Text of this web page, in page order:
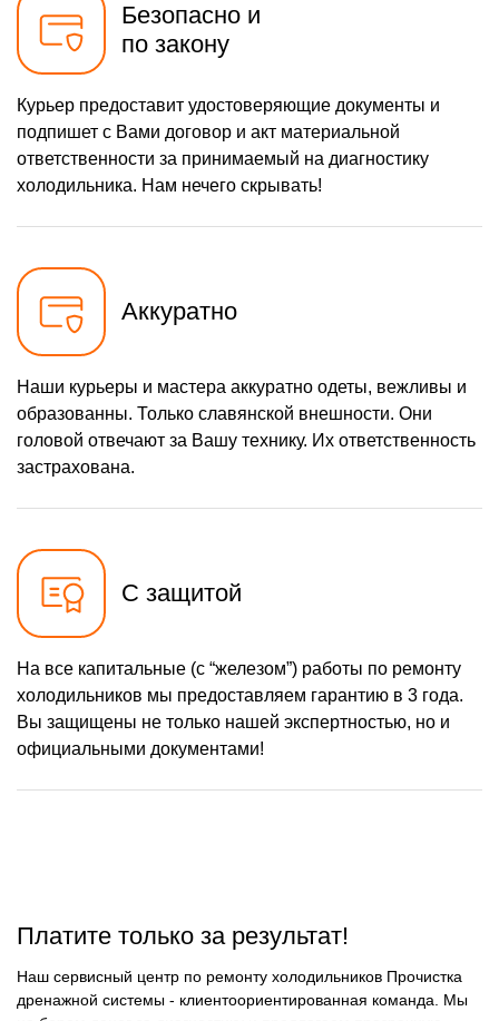
Безопасно и
по закону
Курьер предоставит удостоверяющие документы и
подпишет с Вами договор и акт материальной
ответственности за принимаемый на диагностику
холодильника. Нам нечего скрывать!
Аккуратно
Наши курьеры и мастера аккуратно одеты, вежливы и
образованны. Только славянской внешности. Они
головой отвечают за Вашу технику. Их ответственность
застрахована.
С защитой
На все капитальные (с “железом”) работы по ремонту
холодильников мы предоставляем гарантию в 3 года.
Вы защищены не только нашей экспертностью, но и
официальными документами!
Платите только за результат!
Наш сервисный центр по ремонту холодильников Прочистка
дренажной системы - клиентоориентированная команда. Мы